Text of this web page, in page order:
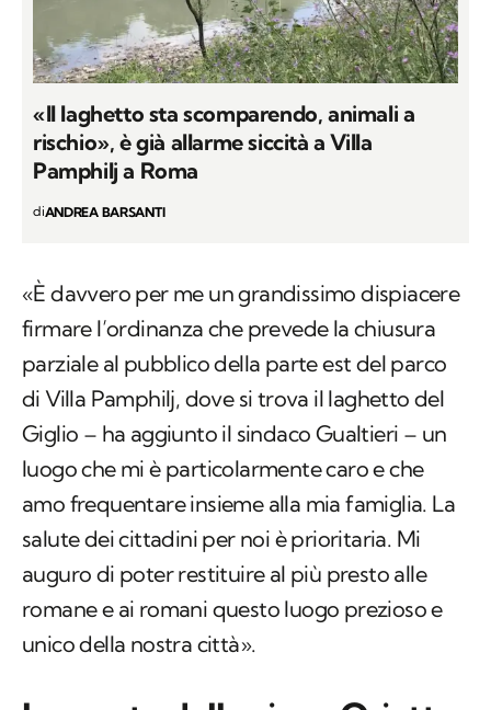
«Il laghetto sta scomparendo, animali a
rischio», è già allarme siccità a Villa
Pamphilj a Roma
diANDREA BARSANTI
«È davvero per me un grandissimo dispiacere
parziale al pubblico della parte est del parco
di Villa Pamphilj, dove si trova il laghetto del
Giglio – ha aggiunto il sindaco Gualtieri – un
luogo che mi è particolarmente caro e che
amo frequentare insieme alla mia famiglia. La
salute dei cittadini per noi è prioritaria. Mi
auguro di poter restituire al più presto alle
romane e ai romani questo luogo prezioso e
unico della nostra città».
La morte della cigna Orietta